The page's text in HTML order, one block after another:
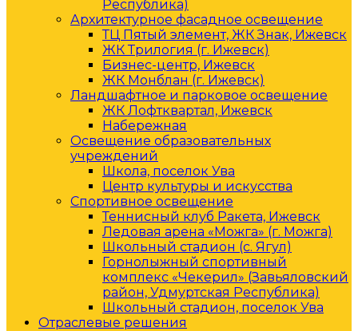
Республика)
Архитектурное фасадное освещение
ТЦ Пятый элемент, ЖК Знак, Ижевск
ЖК Трилогия (г. Ижевск)
Бизнес-центр, Ижевск
ЖК Монблан (г. Ижевск)
Ландшафтное и парковое освещение
ЖК Лофтквартал, Ижевск
Набережная
Освещение образовательных
учреждений
Школа, поселок Ува
Центр культуры и искусства
Спортивное освещение
Теннисный клуб Ракета, Ижевск
Ледовая арена «Можга» (г. Можга)
Школьный стадион (с. Ягул)
Горнолыжный спортивный
комплекс «Чекерил» (Завьяловский
район, Удмуртская Республика)
Школьный стадион, поселок Ува
Отраслевые решения